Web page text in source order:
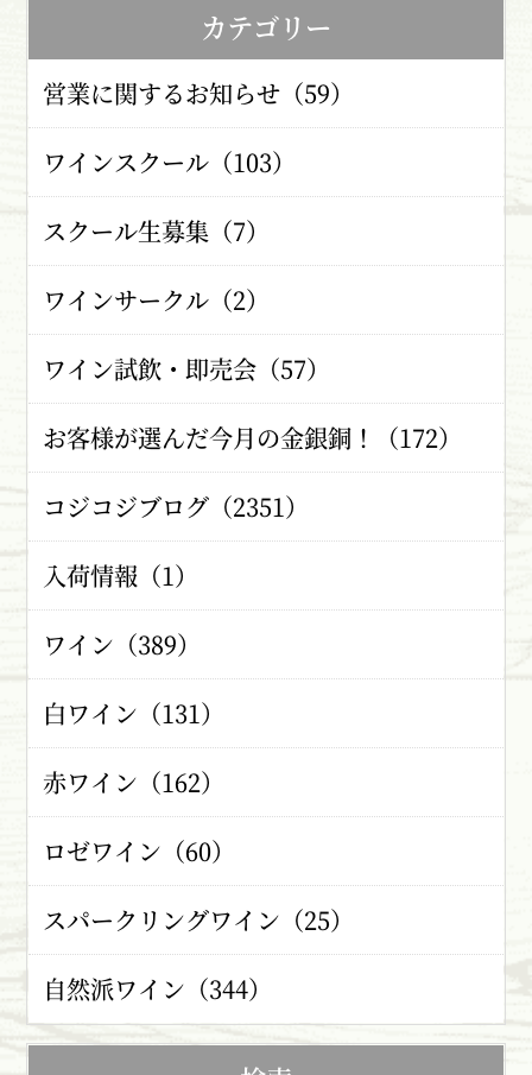
カテゴリー
営業に関するお知らせ（59）
ワインスクール（103）
スクール生募集（7）
ワインサークル（2）
ワイン試飲・即売会（57）
お客様が選んだ今月の金銀銅！（172）
コジコジブログ（2351）
入荷情報（1）
ワイン（389）
白ワイン（131）
赤ワイン（162）
ロゼワイン（60）
スパークリングワイン（25）
自然派ワイン（344）